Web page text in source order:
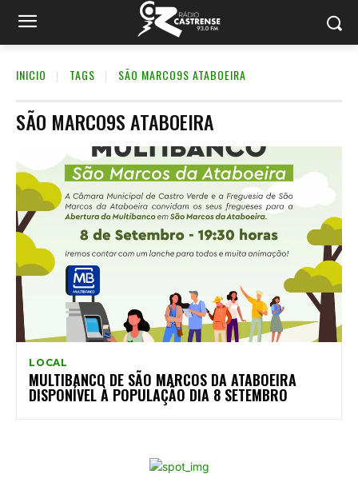
INICIO TAGS SÃO MARCO9S ATABOEIRA
SÃO MARCO9S ATABOEIRA
LOCAL
MULTIBANCO DE SÃO MARCOS DA ATABOEIRA
DISPONÍVEL À POPULAÇÃO DIA 8 SETEMBRO